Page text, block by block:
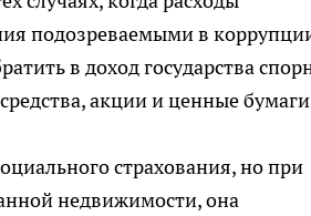
подозреваемыми в
в доход государства
акции и ценные
страхования, но при
недвижимости, она